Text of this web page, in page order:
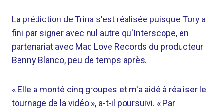
La prédiction de Trina s'est réalisée puisque Tory a
fini par signer avec nul autre qu'Interscope, en
partenariat avec Mad Love Records du producteur
Benny Blanco, peu de temps après.
« Elle a monté cinq groupes et m'a aidé à réaliser le
tournage de la vidéo », a-t-il poursuivi. « Par